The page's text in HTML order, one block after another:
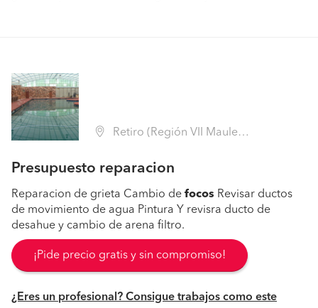
Retiro (Región VII Maule - Linares)
Presupuesto reparacion
Reparacion de grieta Cambio de focos Revisar ductos
de movimiento de agua Pintura Y revisra ducto de
desahue y cambio de arena filtro.
¡Pide precio gratis y sin compromiso!
¿Eres un profesional? Consigue trabajos como este